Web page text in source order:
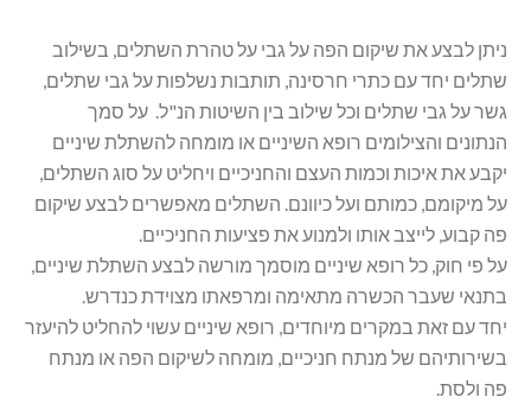
ניתן לבצע את שיקום הפה על גבי על טהרת השתלים, בשילוב
שתלים יחד עם כתרי חרסינה, תותבות נשלפות על גבי שתלים,
גשר על גבי שתלים וכל שילוב בין השיטות הנ"ל. על סמך
הנתונים והצילומים רופא השיניים או מומחה להשתלת שיניים
יקבע את איכות וכמות העצם והחניכיים ויחליט על סוג השתלים,
על מיקומם, כמותם ועל כיוונם. השתלים מאפשרים לבצע שיקום
פה קבוע, לייצב אותו ולמנוע את פציעות החניכיים.
על פי חוק, כל רופא שיניים מוסמך מורשה לבצע השתלת שיניים,
בתנאי שעבר הכשרה מתאימה ומרפאתו מצוידת כנדרש.
יחד עם זאת במקרים מיוחדים, רופא שיניים עשוי להחליט להיעזר
בשירותיהם של מנתח חניכיים, מומחה לשיקום הפה או מנתח
פה ולסת.